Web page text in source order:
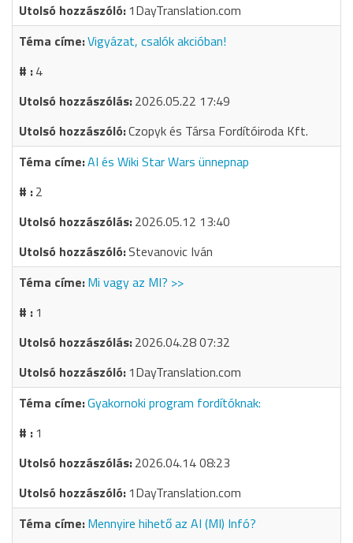
1DayTranslation.com
Vigyázat, csalók akcióban!
4
2026.05.22 17:49
Czopyk és Társa Fordítóiroda Kft.
AI és Wiki Star Wars ünnepnap
2
2026.05.12 13:40
Stevanovic Iván
Mi vagy az MI? >>
1
2026.04.28 07:32
1DayTranslation.com
Gyakornoki program fordítóknak:
1
2026.04.14 08:23
1DayTranslation.com
Mennyire hihető az AI (MI) Infó?